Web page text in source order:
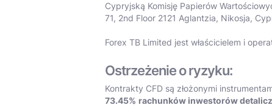
Cypryjską Komisję Papierów
71, 2nd Floor 2121 Aglantzia, Nikosja,
Forex TB Limited jest właścicielem i
Ostrzeżenie o ryzyku:
Kontrakty CFD są złożonymi
73.45% rachunków inwestorów